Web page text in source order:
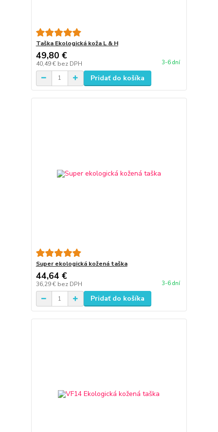
Taška Ekologická koža L & H
49,80 €
40,49 € bez DPH 3-6 dní
Pridať do košíka
Super ekologická kožená taška
44,64 €
36,29 € bez DPH 3-6 dní
Pridať do košíka